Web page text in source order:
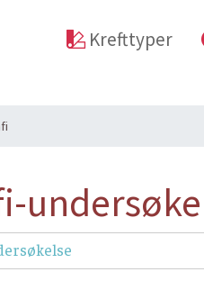
Krefttyper